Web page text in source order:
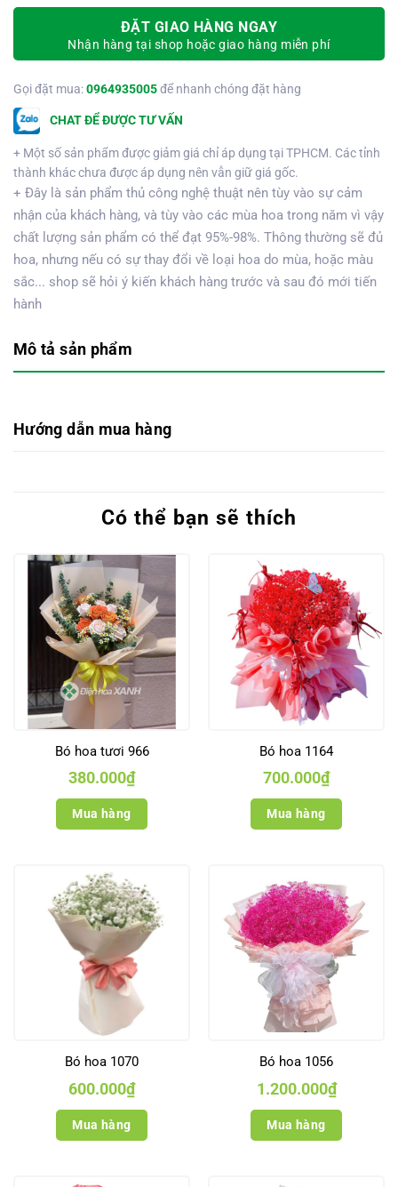
ĐẶT GIAO HÀNG NGAY
Nhận hàng tại shop hoặc giao hàng miễn phí
Gọi đặt mua:0964935005để nhanh chóng đặt hàng
CHAT ĐỂ ĐƯỢC TƯ VẤN
+ Một số sản phẩm được giảm giá chỉ áp dụng tại TPHCM. Các tỉnh
thành khác chưa được áp dụng nên vẫn giữ giá gốc.
+ Đây là sản phẩm thủ công nghệ thuật nên tùy vào sự cảm
nhận của khách hàng, và tùy vào các mùa hoa trong năm vì vậy
chất lượng sản phẩm có thể đạt 95%-98%. Thông thường sẽ đủ
hoa, nhưng nếu có sự thay đổi về loại hoa do mùa, hoặc màu
sắc... shop sẽ hỏi ý kiến khách hàng trước và sau đó mới tiến
hành
Mô tả sản phẩm
Hướng dẫn mua hàng
Có thể bạn sẽ thích
Bó hoa tươi 966
380.000₫
Mua hàng
Bó hoa 1164
700.000₫
Mua hàng
Bó hoa 1070
600.000₫
Mua hàng
Bó hoa 1056
1.200.000₫
Mua hàng